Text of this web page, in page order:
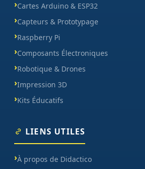
Cartes Arduino & ESP32
Capteurs & Prototypage
Raspberry Pi
Composants Électroniques
Robotique & Drones
Impression 3D
Kits Éducatifs
LIENS UTILES
À propos de Didactico